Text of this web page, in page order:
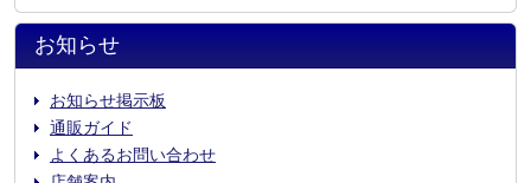
お知らせ
お知らせ掲示板
通販ガイド
よくあるお問い合わせ